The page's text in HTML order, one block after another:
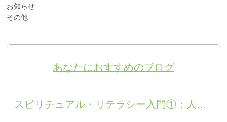
お知らせ
その他
あなたにおすすめのブログ
スピリチュアル・リテラシー入門①：人は死んだら無になるのか？